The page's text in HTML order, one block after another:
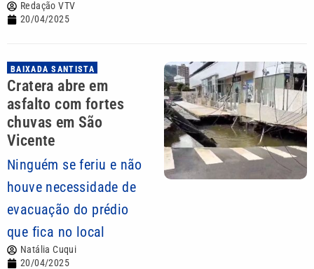
Redação VTV
20/04/2025
BAIXADA SANTISTA
Cratera abre em
asfalto com fortes
chuvas em São
Vicente
Ninguém se feriu e não
houve necessidade de
evacuação do prédio
que fica no local
Natália Cuqui
20/04/2025